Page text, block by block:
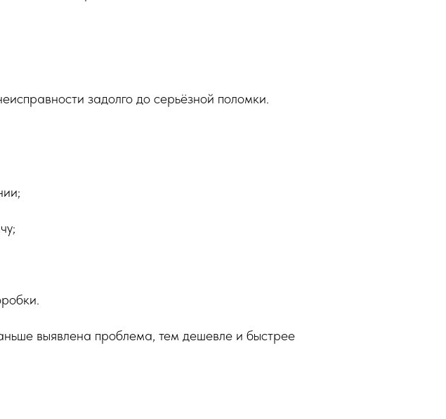
задолго до серьёзной поломки.
выявлена проблема, тем дешевле и быстрее